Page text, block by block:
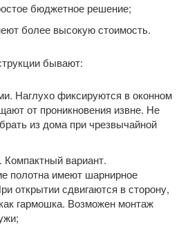
бюджетное решение;
более высокую стоимость.
бывают:
Наглухо фиксируются в оконном
от проникновения извне. Не
из дома при чрезвычайной
вариант.
полотна имеют шарнирное
открытии сдвигаются в сторону,
гармошка. Возможен монтаж